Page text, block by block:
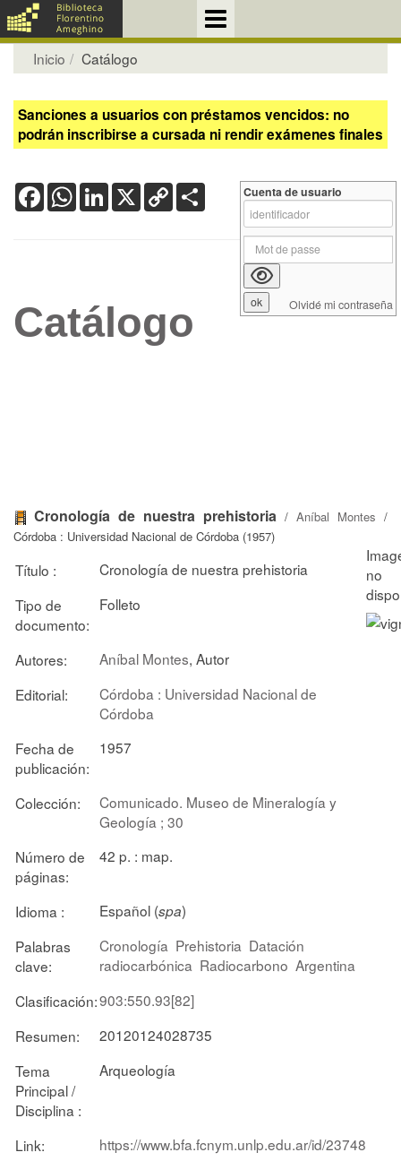
Inicio Catálogo
Sanciones a usuarios con préstamos vencidos: no
podrán inscribirse a cursada ni rendir exámenes finales
FacebookWhatsApp
LinkedIn
X Copy
Link
Catálogo
Cronología de nuestra prehistoria / Aníbal Montes /
Córdoba : Universidad Nacional de Córdoba (1957)
Título :
Cronología de nuestra prehistoria
Tipo de
documento:
Folleto
Autores: Aníbal Montes, Autor
Editorial:
Córdoba : Universidad Nacional de
Córdoba
Fecha de
publicación:
1957
Colección:
Comunicado. Museo de Mineralogía y
Geología ; 30
Número de
páginas:
42 p. : map.
Idioma : Español (spa)
Palabras
clave:
Cronología Prehistoria Datación
radiocarbónica Radiocarbono Argentina
Clasificación:903:550.93[82]
Resumen:
20120124028735
Tema
Principal /
Disciplina :
Arqueología
Link: https://www.bfa.fcnym.unlp.edu.ar/id/23748
Cuenta de usuario
Olvidé mi contraseña